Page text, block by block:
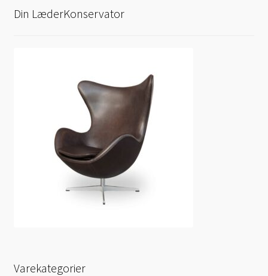
Din LæderKonservator
Varekategorier